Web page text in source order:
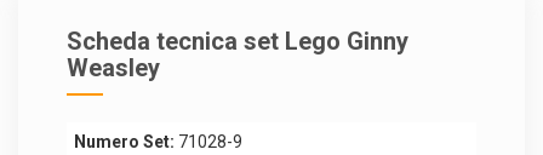
Scheda tecnica set Lego Ginny
Weasley
Numero Set: 71028-9